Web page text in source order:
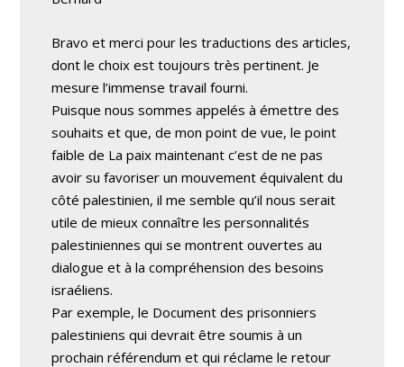
Bravo et merci pour les traductions des articles,
dont le choix est toujours très pertinent. Je
mesure l’immense travail fourni.
Puisque nous sommes appelés à émettre des
souhaits et que, de mon point de vue, le point
faible de La paix maintenant c’est de ne pas
avoir su favoriser un mouvement équivalent du
côté palestinien, il me semble qu’il nous serait
utile de mieux connaître les personnalités
palestiniennes qui se montrent ouvertes au
dialogue et à la compréhension des besoins
israéliens.
Par exemple, le Document des prisonniers
palestiniens qui devrait être soumis à un
prochain référendum et qui réclame le retour